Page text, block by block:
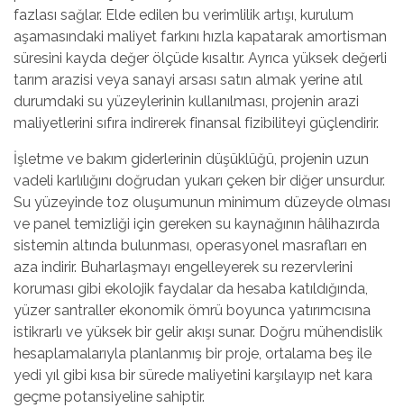
fazlası sağlar. Elde edilen bu verimlilik artışı, kurulum
aşamasındaki maliyet farkını hızla kapatarak amortisman
süresini kayda değer ölçüde kısaltır. Ayrıca yüksek değerli
tarım arazisi veya sanayi arsası satın almak yerine atıl
durumdaki su yüzeylerinin kullanılması, projenin arazi
maliyetlerini sıfıra indirerek finansal fizibiliteyi güçlendirir.
İşletme ve bakım giderlerinin düşüklüğü, projenin uzun
vadeli karlılığını doğrudan yukarı çeken bir diğer unsurdur.
Su yüzeyinde toz oluşumunun minimum düzeyde olması
ve panel temizliği için gereken su kaynağının hâlihazırda
sistemin altında bulunması, operasyonel masrafları en
aza indirir. Buharlaşmayı engelleyerek su rezervlerini
koruması gibi ekolojik faydalar da hesaba katıldığında,
yüzer santraller ekonomik ömrü boyunca yatırımcısına
istikrarlı ve yüksek bir gelir akışı sunar. Doğru mühendislik
hesaplamalarıyla planlanmış bir proje, ortalama beş ile
yedi yıl gibi kısa bir sürede maliyetini karşılayıp net kara
geçme potansiyeline sahiptir.